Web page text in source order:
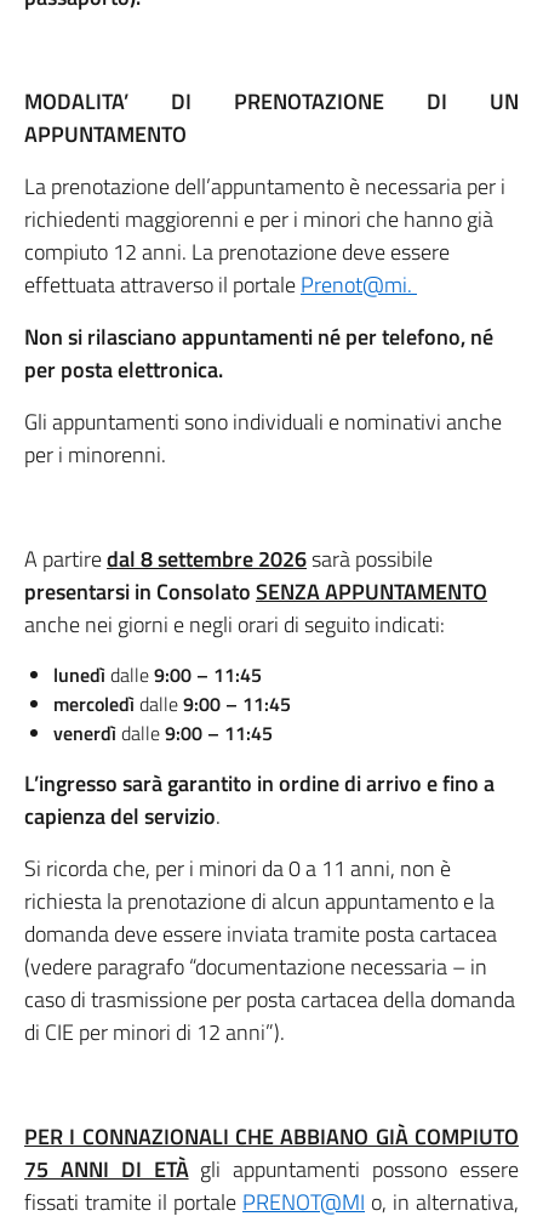
MODALITA’ DI PRENOTAZIONE DI UN
APPUNTAMENTO
La prenotazione dell’appuntamento è necessaria per i
richiedenti maggiorenni e per i minori che hanno già
compiuto 12 anni. La prenotazione deve essere
effettuata attraverso il portalePrenot@mi.
Non si rilasciano appuntamenti né per telefono, né
per posta elettronica.
Gli appuntamenti sono individuali e nominativi anche
per i minorenni.
A partiredal 8 settembre 2026sarà possibile
presentarsi in ConsolatoSENZA APPUNTAMENTO
anche nei giorni e negli orari di seguito indicati:
lunedìdalle9:00 – 11:45
mercoledìdalle9:00 – 11:45
venerdìdalle9:00 – 11:45
L’ingresso sarà garantito in ordine di arrivo e fino a
capienza del servizio.
Si ricorda che, per i minori da 0 a 11 anni, non è
richiesta la prenotazione di alcun appuntamento e la
domanda deve essere inviata tramite posta cartacea
(vedere paragrafo “documentazione necessaria – in
caso di trasmissione per posta cartacea della domanda
di CIE per minori di 12 anni”).
PER I CONNAZIONALI CHE ABBIANO GIÀ COMPIUTO
75 ANNI DI ETÀgli appuntamenti possono essere
fissati tramite il portale PRENOT@MI o, in alternativa,